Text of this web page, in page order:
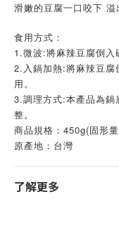
滑嫩的豆腐一口咬下
食用方式：
1.微波:將麻辣豆腐倒入
2.入鍋加熱:將麻辣豆腐
用。
3.調理方式:本產品為鍋
整。
商品規格：450g(固形
原產地：台灣
了解更多